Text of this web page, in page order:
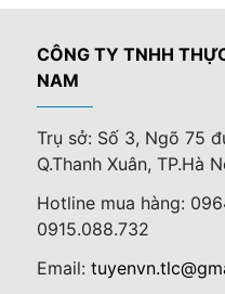
CÔNG TY TNHH
NAM
Trụ sở: Số 3, Ngõ 75
Q.Thanh Xuân, TP.Hà
Hotline mua hàng:
0915.088.732
Email: